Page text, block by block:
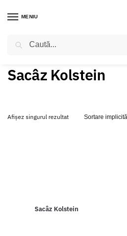
MENIU
Sacâz Kolstein
Afișez singurul rezultat
Sacâz Kolstein